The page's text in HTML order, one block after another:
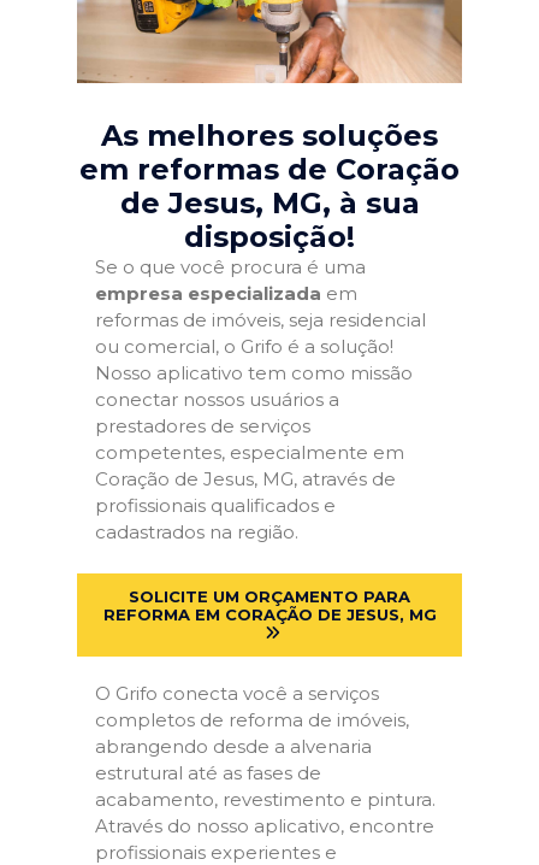
As melhores soluções
em reformas de Coração
de Jesus, MG, à sua
disposição!
Se o que você procura é uma
empresa especializada em
reformas de imóveis, seja residencial
ou comercial, o Grifo é a solução!
Nosso aplicativo tem como missão
conectar nossos usuários a
prestadores de serviços
competentes, especialmente em
Coração de Jesus, MG, através de
profissionais qualificados e
cadastrados na região.
SOLICITE UM ORÇAMENTO PARA
REFORMA EM CORAÇÃO DE JESUS, MG
O Grifo conecta você a serviços
completos de reforma de imóveis,
abrangendo desde a alvenaria
estrutural até as fases de
acabamento, revestimento e pintura.
Através do nosso aplicativo, encontre
profissionais experientes e